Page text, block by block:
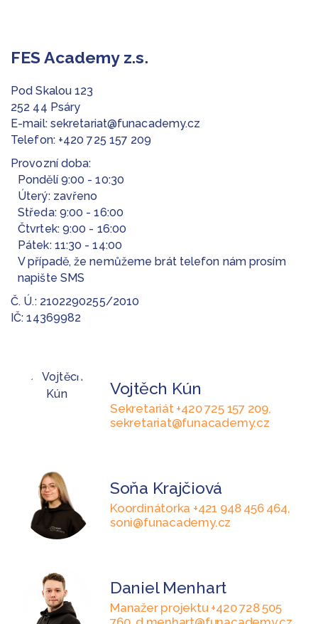
FES Academy z.s.
Pod Skalou 123
252 44 Psáry
E-mail: sekretariat@funacademy.cz
Telefon: +420 725 157 209
Provozní doba:
Pondělí 9:00 - 10:30
Úterý: zavřeno
Středa: 9:00 - 16:00
Čtvrtek: 9:00 - 16:00
Pátek: 11:30 - 14:00
V případě, že nemůžeme brát telefon nám prosím
napište SMS
Č. Ú.: 2102290255/2010
IČ: 14369982
Vojtěch Kún
Sekretariát +420 725 157 209,
sekretariat@funacademy.cz
Soňa Krajčiová
Koordinátorka +421 948 456 464,
soni@funacademy.cz
Daniel Menhart
Manažer projektu +420 728 505